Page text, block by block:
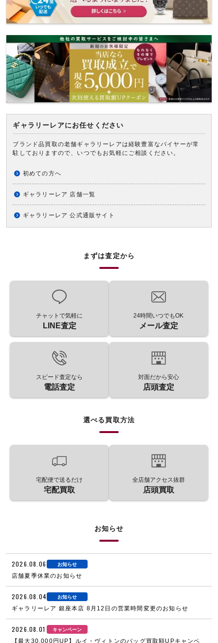
ギャラリーレアにお任せください
ブランド品買取の老舗ギャラリーレアは経験豊富なバイヤーが常
駐しておりますので、いつでもお気軽にご相談ください。
初めての方へ
ギャラリーレア 店舗一覧
ギャラリーレア 公式通販サイト
まずは査定から
チャットで気軽に
LINE査定
24時間いつでもOK
メール査定
スピード査定なら
電話査定
対面だから安心
店頭査定
選べる買取方法
宅配便で送るだけ
宅配買取
全店舗アクセス抜群
店頭買取
お知らせ
2026.08.06 お知らせ
店舗夏季休業のお知らせ
2026.08.04 お知らせ
ギャラリーレア 銀座本店 8月12日の営業時間変更のお知らせ
2026.08.01 キャンペーン
【最大30,000円UP】ルイ・ヴィトンのバッグ買取額UPキャンペ